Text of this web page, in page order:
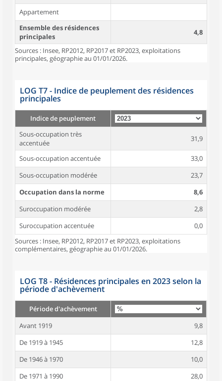
Appartement
Ensemble des résidences
principales
4,8
Sources : Insee, RP2012, RP2017 et RP2023, exploitations
principales, géographie au 01/01/2026.
LOG T7 - Indice de peuplement des résidences
principales
Indice de peuplement
Sous-occupation très
accentuée
31,9
Sous-occupation accentuée
33,0
Sous-occupation modérée
23,7
Occupation dans la norme
8,6
Suroccupation modérée
2,8
Suroccupation accentuée
0,0
Sources : Insee, RP2012, RP2017 et RP2023, exploitations
complémentaires, géographie au 01/01/2026.
LOG T8 - Résidences principales en 2023 selon la
période d'achèvement
Période d'achèvement
Avant 1919
9,8
De 1919 à 1945
12,8
De 1946 à 1970
10,0
De 1971 à 1990
28,0